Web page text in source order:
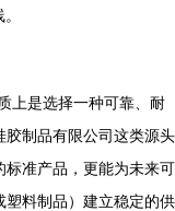
上是选择一种可靠、耐
胶制品有限公司这类源头
准产品，更能为未来可
料制品）建立稳定的供